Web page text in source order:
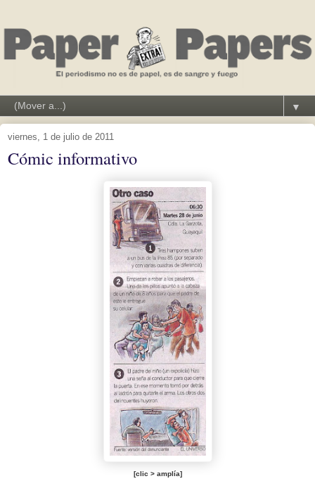
▼
viernes, 1 de julio de 2011
Cómic informativo
[clic > amplía]